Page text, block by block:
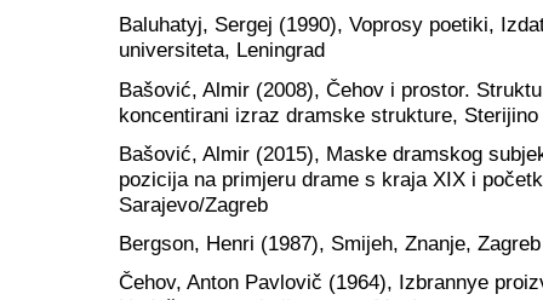
Baluhatyj, Sergej (1990), Voprosy poetiki,
universiteta, Leningrad
Bašović, Almir (2008), Čehov i prostor.
koncentirani izraz dramske strukture,
Bašović, Almir (2015), Maske dramskog
pozicija na primjeru drame s kraja XIX i
Sarajevo/Zagreb
Bergson, Henri (1987), Smijeh, Znanje, Zagreb
Čehov, Anton Pavlovič (1964), Izbrannye